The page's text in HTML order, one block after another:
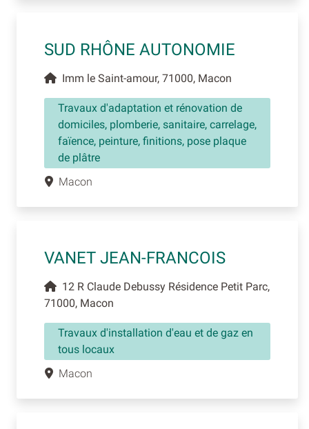
SUD RHÔNE AUTONOMIE
Imm le Saint-amour, 71000, Macon
Travaux d'adaptation et rénovation de
domiciles, plomberie, sanitaire, carrelage,
faïence, peinture, finitions, pose plaque
de plâtre
Macon
VANET JEAN-FRANCOIS
12 R Claude Debussy Résidence Petit Parc,
71000, Macon
Travaux d'installation d'eau et de gaz en
tous locaux
Macon